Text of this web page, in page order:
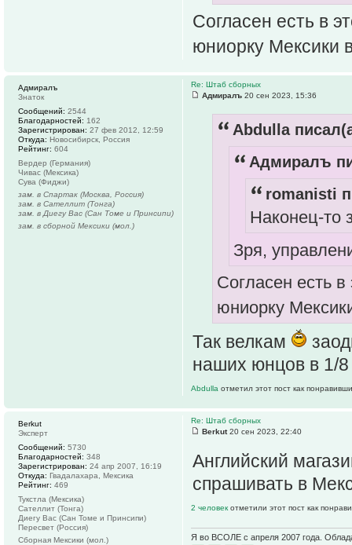
Согласен есть в
юниорку Мексики
Re: Штаб сборных
Адмиралъ 20 сен 2023, 15:36
Abdulla
Адмиралъ
romanisti
Наконец-то
Зря,
Согласен есть
юниорку
Так велкам
наших юнцов в 1/8
Abdulla отметил этот пост как
Адмиралъ
Знаток
Сообщений: 2544
Благодарностей: 162
Зарегистрирован: 27 фев 2012, 12:59
Откуда: Новосибирск, Россия
Рейтинг: 604
Вердер (Германия)
Чивас (Мексика)
Сува (Фиджи)
зам. в Спартак (Москва, Россия)
зам. в Сателлит (Тонга)
зам. в Диегу Вас (Сан Томе и Принсипи)
зам. в сборной Мексики (мол.)
Re: Штаб сборных
Berkut20 сен 2023, 22:40
Английский
спрашивать в
2 человек отметили этот пост как
Я во ВСОЛЕ с апреля 2007 года.
Berkut
Эксперт
Сообщений: 5730
Благодарностей: 348
Зарегистрирован: 24 апр 2007, 16:19
Откуда: Гвадалахара, Мексика
Рейтинг: 469
Тукстла (Мексика)
Сателлит (Тонга)
Диегу Вас (Сан Томе и Принсипи)
Пересвет (Россия)
Сборная Мексики (мол.)